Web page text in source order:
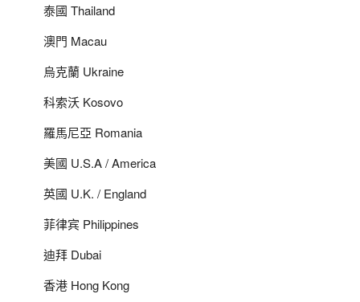
泰國 Thailand
澳門 Macau
烏克蘭 Ukraine
科索沃 Kosovo
羅馬尼亞 Romania
美國 U.S.A / America
英國 U.K. / England
菲律宾 Philippines
迪拜 Dubai
香港 Hong Kong